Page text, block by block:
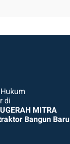
di
MITRA
Bangun Baru